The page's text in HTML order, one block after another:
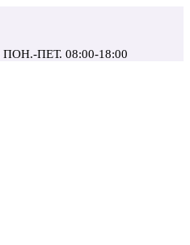
ПОН.-ПЕТ. 08:00-18:00